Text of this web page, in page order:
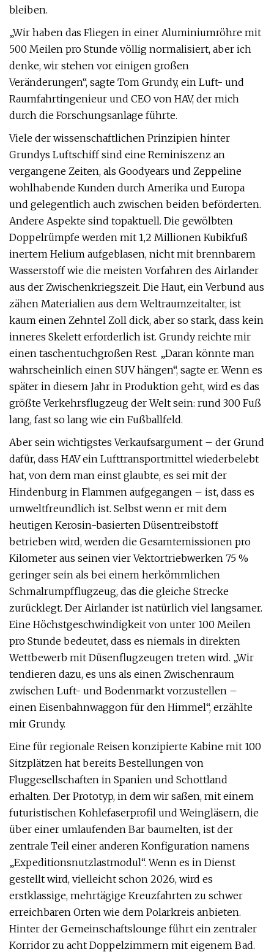
bleiben.
„Wir haben das Fliegen in einer Aluminiumröhre mit
500 Meilen pro Stunde völlig normalisiert, aber ich
denke, wir stehen vor einigen großen
Veränderungen“, sagte Tom Grundy, ein Luft- und
Raumfahrtingenieur und CEO von HAV, der mich
durch die Forschungsanlage führte.
Viele der wissenschaftlichen Prinzipien hinter
Grundys Luftschiff sind eine Reminiszenz an
vergangene Zeiten, als Goodyears und Zeppeline
wohlhabende Kunden durch Amerika und Europa
und gelegentlich auch zwischen beiden beförderten.
Andere Aspekte sind topaktuell. Die gewölbten
Doppelrümpfe werden mit 1,2 Millionen Kubikfuß
inertem Helium aufgeblasen, nicht mit brennbarem
Wasserstoff wie die meisten Vorfahren des Airlander
aus der Zwischenkriegszeit. Die Haut, ein Verbund aus
zähen Materialien aus dem Weltraumzeitalter, ist
kaum einen Zehntel Zoll dick, aber so stark, dass kein
inneres Skelett erforderlich ist. Grundy reichte mir
einen taschentuchgroßen Rest. „Daran könnte man
wahrscheinlich einen SUV hängen“, sagte er. Wenn es
später in diesem Jahr in Produktion geht, wird es das
größte Verkehrsflugzeug der Welt sein: rund 300 Fuß
lang, fast so lang wie ein Fußballfeld.
Aber sein wichtigstes Verkaufsargument – ​​der Grund
dafür, dass HAV ein Lufttransportmittel wiederbelebt
hat, von dem man einst glaubte, es sei mit der
Hindenburg in Flammen aufgegangen – ist, dass es
umweltfreundlich ist. Selbst wenn er mit dem
heutigen Kerosin-basierten Düsentreibstoff
betrieben wird, werden die Gesamtemissionen pro
Kilometer aus seinen vier Vektortriebwerken 75 %
geringer sein als bei einem herkömmlichen
Schmalrumpfflugzeug, das die gleiche Strecke
zurücklegt. Der Airlander ist natürlich viel langsamer.
Eine Höchstgeschwindigkeit von unter 100 Meilen
pro Stunde bedeutet, dass es niemals in direkten
Wettbewerb mit Düsenflugzeugen treten wird. „Wir
tendieren dazu, es uns als einen Zwischenraum
zwischen Luft- und Bodenmarkt vorzustellen –
einen Eisenbahnwaggon für den Himmel“, erzählte
mir Grundy.
Eine für regionale Reisen konzipierte Kabine mit 100
Sitzplätzen hat bereits Bestellungen von
Fluggesellschaften in Spanien und Schottland
erhalten. Der Prototyp, in dem wir saßen, mit einem
futuristischen Kohlefaserprofil und Weingläsern, die
über einer umlaufenden Bar baumelten, ist der
zentrale Teil einer anderen Konfiguration namens
„Expeditionsnutzlastmodul“. Wenn es in Dienst
gestellt wird, vielleicht schon 2026, wird es
erstklassige, mehrtägige Kreuzfahrten zu schwer
erreichbaren Orten wie dem Polarkreis anbieten.
Hinter der Gemeinschaftslounge führt ein zentraler
Korridor zu acht Doppelzimmern mit eigenem Bad.